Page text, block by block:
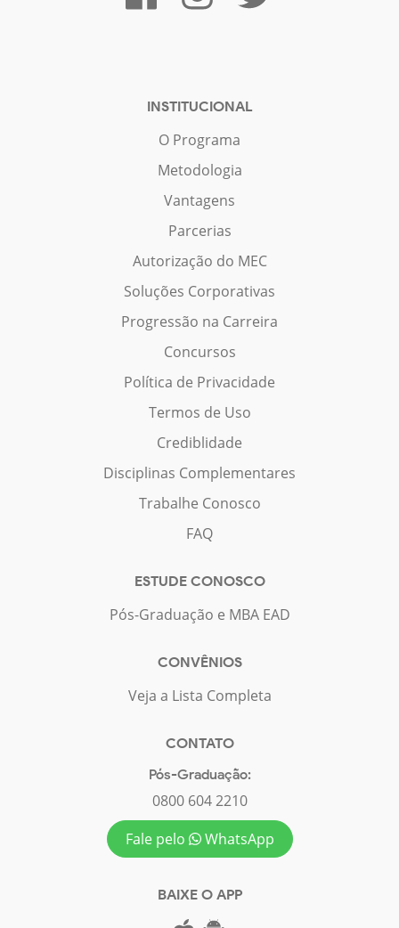
INSTITUCIONAL
O Programa
Metodologia
Vantagens
Parcerias
Autorização do MEC
Soluções Corporativas
Progressão na Carreira
Concursos
Política de Privacidade
Termos de Uso
Crediblidade
Disciplinas Complementares
Trabalhe Conosco
FAQ
ESTUDE CONOSCO
Pós-Graduação e MBA EAD
CONVÊNIOS
Veja a Lista Completa
CONTATO
Pós-Graduação:
0800 604 2210
Fale pelo
WhatsApp
BAIXE O APP